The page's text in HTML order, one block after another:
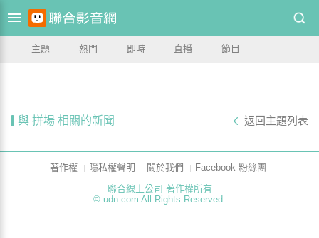
主題 熱門 即時 直播 節目
與 拼場 相關的新聞 返回主題列表
著作權 隱私權聲明 關於我們
Facebook 粉絲團
聯合線上公司 著作權所有
© udn.com All Rights Reserved.